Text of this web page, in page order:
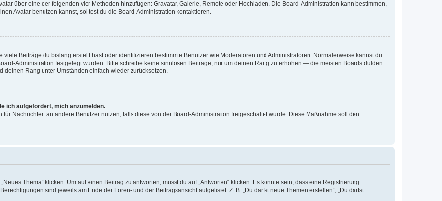
über eine der folgenden vier Methoden hinzufügen: Gravatar, Galerie, Remote oder Hochladen. Die Board-Administration kann bestimmen,
Avatar benutzen kannst, solltest du die Board-Administration kontaktieren.
Beiträge du bislang erstellt hast oder identifizieren bestimmte Benutzer wie Moderatoren und Administratoren. Normalerweise kannst du
Administration festgelegt wurden. Bitte schreibe keine sinnlosen Beiträge, nur um deinen Rang zu erhöhen — die meisten Boards dulden
deinen Rang unter Umständen einfach wieder zurücksetzen.
ich aufgefordert, mich anzumelden.
Nachrichten an andere Benutzer nutzen, falls diese von der Board-Administration freigeschaltet wurde. Diese Maßnahme soll den
Thema“ klicken. Um auf einen Beitrag zu antworten, musst du auf „Antworten“ klicken. Es könnte sein, dass eine Registrierung
sind jeweils am Ende der Foren- und der Beitragsansicht aufgelistet. Z. B. „Du darfst neue Themen erstellen“, „Du darfst